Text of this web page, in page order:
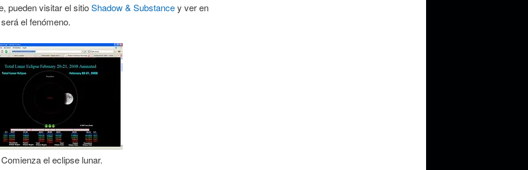
pueden visitar el sitioShadow & Substancey ver en
el fenómeno.
Comienza el eclipse lunar.